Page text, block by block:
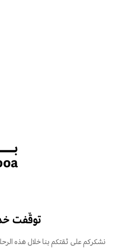
توقّفت
نشكركم على ثقتكم بنا خلال هذه